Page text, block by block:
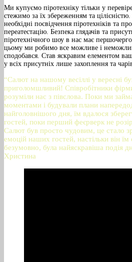
Ми купуємо піротехніку тільки у
стежимо за їх збереженням та
необхідні посвідчення піротехніків та
переатестацію. Безпека глядачів та
піротехнічного шоу в нас має
цьому ми робимо все можливе і
сподобався. Став яскравим елементом
у всіх присутніх лише захоплення та
“Салют на нашому весіллі у вересні
приголомшливий! Співробітники
розуміли нас з півслова. Поки ми
моментами і будували плани
найголовнішого дня, їм вдалося
гостей, поки перший феєрверк не
Салют був просто чудовим, це стало
емоцій наших гостей, настільки він
безумовно, була найяскравіша подія
Христина